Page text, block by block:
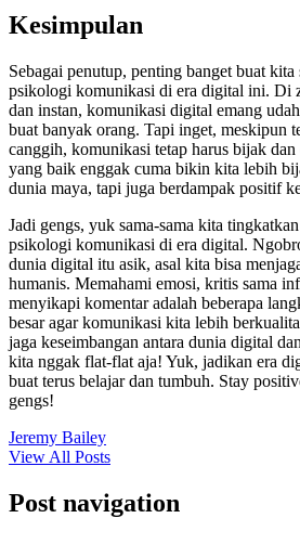
Kesimpulan
Sebagai penutup, penting banget buat kita
psikologi komunikasi di era digital ini. Di
dan instan, komunikasi digital emang
buat banyak orang. Tapi inget, meskipun
canggih, komunikasi tetap harus bijak
yang baik enggak cuma bikin kita lebih
dunia maya, tapi juga berdampak positif
Jadi gengs, yuk sama-sama kita
psikologi komunikasi di era digital.
dunia digital itu asik, asal kita bisa
humanis. Memahami emosi, kritis sama
menyikapi komentar adalah beberapa
besar agar komunikasi kita lebih
jaga keseimbangan antara dunia digital
kita nggak flat-flat aja! Yuk, jadikan era
buat terus belajar dan tumbuh. Stay
gengs!
Jeremy Bailey
View All Posts
Post navigation